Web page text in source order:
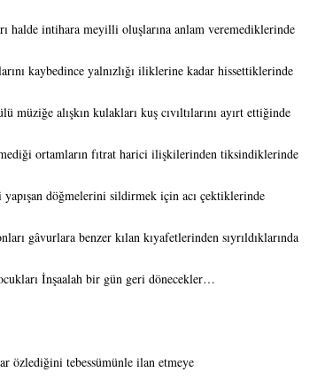
halde intihara meyilli oluşlarına anlam veremediklerinde
kaybedince yalnızlığı iliklerine kadar hissettiklerinde
müziğe alışkın kulakları kuş cıvıltılarını ayırt ettiğinde
ortamların fıtrat harici ilişkilerinden tiksindiklerinde
döğmelerini sildirmek için acı çektiklerinde
gâvurlara benzer kılan kıyafetlerinden sıyrıldıklarında
İnşaalah bir gün geri dönecekler…
mısın?
özlediğini tebessümünle ilan etmeye